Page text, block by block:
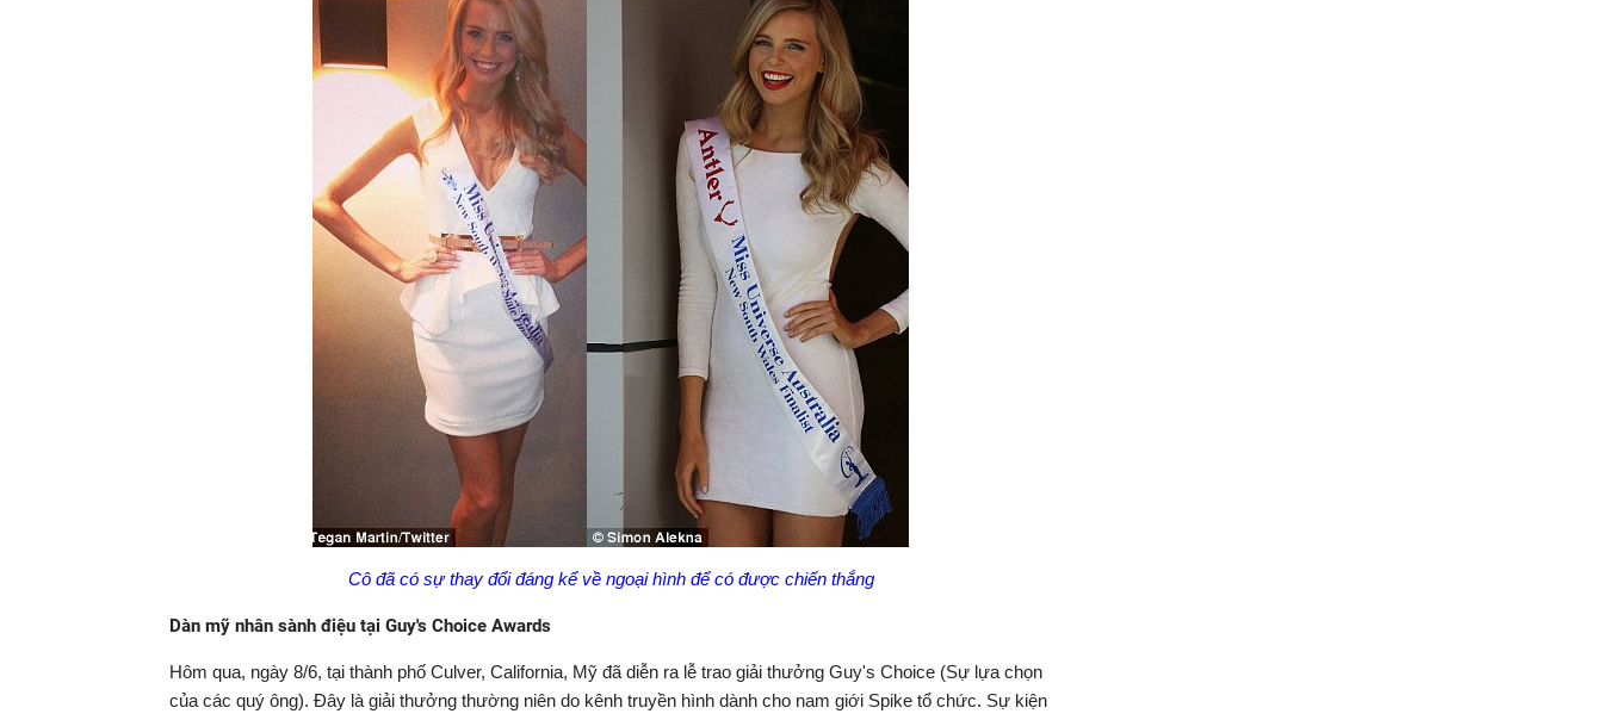
Cô đã có sự thay đổi đáng kể về ngoại hình để có được chiến thắng
Dàn mỹ nhân sành điệu tại Guy's Choice Awards
Hôm qua, ngày 8/6, tại thành phố Culver, California, Mỹ đã diễn ra lễ trao giải thưởng Guy's Choice (Sự lựa chọn
của các quý ông). Đây là giải thưởng thường niên do kênh truyền hình dành cho nam giới Spike tổ chức. Sự kiện